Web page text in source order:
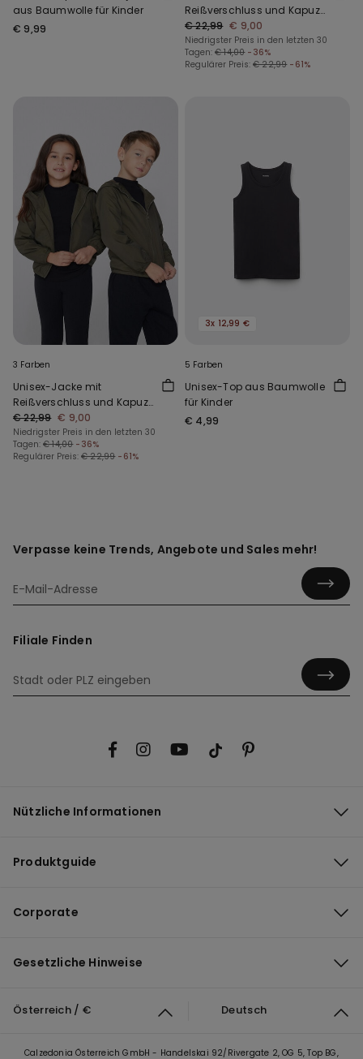
aus Baumwolle für Kinder
€ 9,99
Reißverschluss und Kapuze
aus Funktionsgewebe für
Kinder
€ 22,99 € 9,00
Niedrigster Preis in den letzten 30
Tagen: € 14,00 -36%
Regulärer Preis: € 22,99 -61%
3 Farben
Unisex-Jacke mit
Reißverschluss und Kapuze
aus Funktionsgewebe für
Kinder
€ 22,99 € 9,00
Niedrigster Preis in den letzten 30
Tagen: € 14,00 -36%
Regulärer Preis: € 22,99 -61%
3x 12,99 €
5 Farben
Unisex-Top aus Baumwolle
für Kinder
€ 4,99
Verpasse keine Trends, Angebote und Sales mehr!
Filiale Finden
Nützliche Informationen
Produktguide
Corporate
Gesetzliche Hinweise
Österreich / € Deutsch
Calzedonia Österreich GmbH - Handelskai 92/Rivergate 2, OG 5, Top BG,